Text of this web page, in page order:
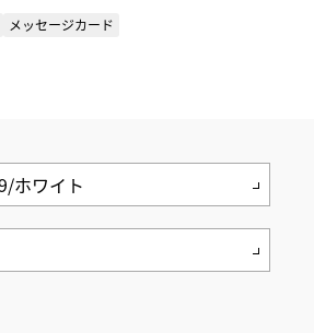
メッセージカード